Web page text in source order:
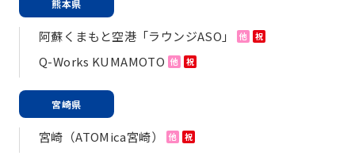
熊本県
阿蘇くまもと空港「ラウンジASO」 他 祝
Q-Works KUMAMOTO 他 祝
宮崎県
宮崎（ATOMica宮崎） 他 祝